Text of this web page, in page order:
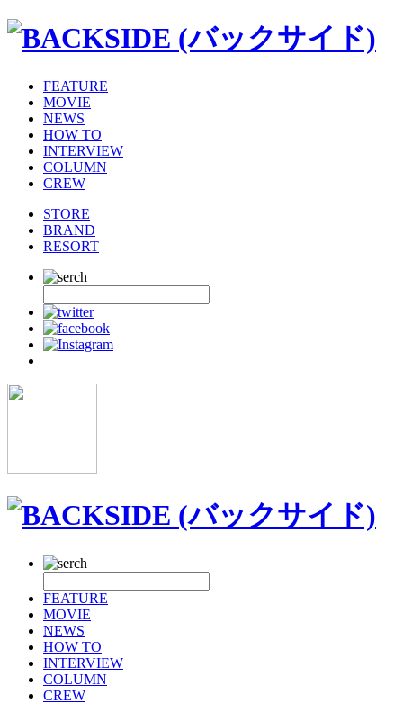
FEATURE
MOVIE
NEWS
HOW TO
INTERVIEW
COLUMN
CREW
STORE
BRAND
RESORT
FEATURE
MOVIE
NEWS
HOW TO
INTERVIEW
COLUMN
CREW